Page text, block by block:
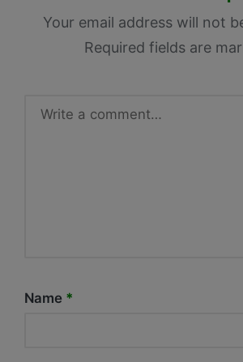
Your email address will not
Required fields are
Name *